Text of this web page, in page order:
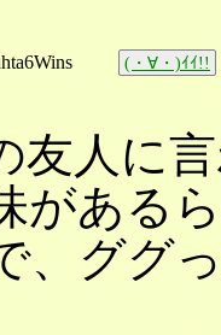
(・∀・)ｲｲ!!
友人に
がある
、ググ